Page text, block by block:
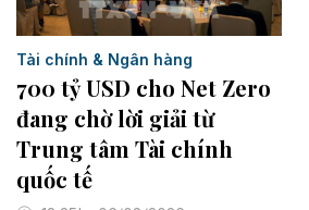
Tài chính & Ngân hàng
700 tỷ USD cho Net Zero
đang chờ lời giải từ
Trung tâm Tài chính
quốc tế